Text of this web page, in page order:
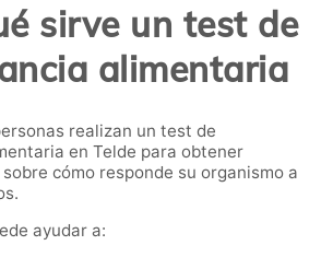
sirve un test de
alimentaria
realizan un test de
en Telde para obtener
cómo responde su organismo a
ayudar a: